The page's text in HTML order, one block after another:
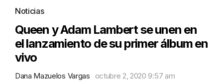
Noticias
Queen y Adam Lambert se unen en
el lanzamiento de su primer álbum en
vivo
Dana Mazuelos Vargas octubre 2, 2020 9:57 am